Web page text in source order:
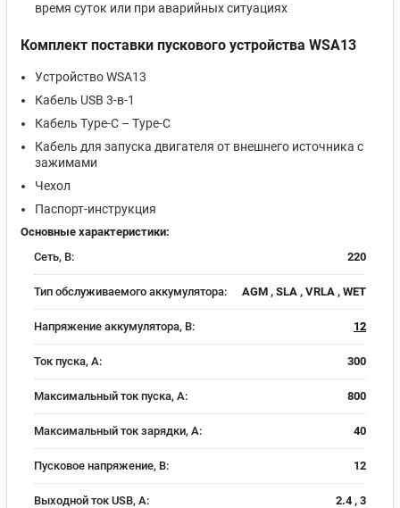
время суток или при аварийных ситуациях
Комплект поставки пускового устройства WSA13
Устройство WSА13
Кабель USB 3-в-1
Кабель Type-C – Type-C
Кабель для запуска двигателя от внешнего источника с
зажимами
Чехол
Паспорт-инструкция
Основные характеристики:
Сеть, В:
220
Тип обслуживаемого аккумулятора: AGM , SLA , VRLA , WET
Напряжение аккумулятора, В: 12
Ток пуска, А: 300
Максимальный ток пуска, А: 800
Максимальный ток зарядки, А: 40
Пусковое напряжение, В: 12
Выходной ток USB, А: 2.4 , 3